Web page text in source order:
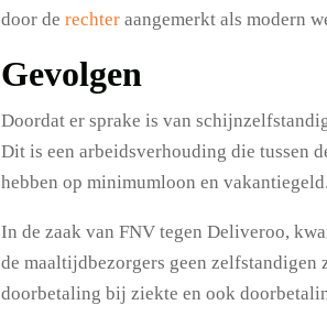
door de rechter aangemerkt als modern
Gevolgen
Doordat er sprake is van
Dit is een arbeidsverhouding die tussen
hebben op minimumloon en vakantiegeld.
In de zaak van FNV tegen Deliveroo,
de maaltijdbezorgers geen zelfstandigen
doorbetaling bij ziekte en ook